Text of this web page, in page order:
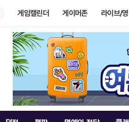
게임캘린더 게이머존 라이브/